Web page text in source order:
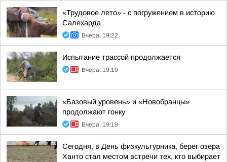
«Трудовое лето» - с погружением в историю
Салехарда
Вчера, 19:22
Испытание трассой продолжается
Вчера, 19:19
«Базовый уровень» и «Новобранцы»
продолжают гонку
Вчера, 19:19
Сегодня, в День физкультурника, берег озера
Ханто стал местом встречи тех, кто выбирает